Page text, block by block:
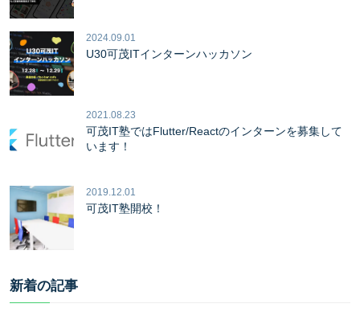
2024.09.01
U30可茂ITインターンハッカソン
2021.08.23
可茂IT塾ではFlutter/Reactのインターンを募集して
います！
2019.12.01
可茂IT塾開校！
新着の記事